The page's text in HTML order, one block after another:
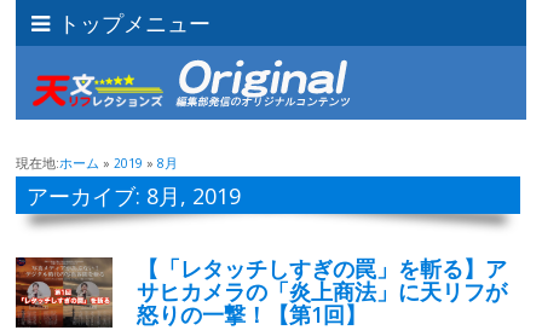
トップメニュー
現在地:ホーム »2019 »8月
アーカイブ: 8月, 2019
【「レタッチしすぎの罠」を斬る】ア
サヒカメラの「炎上商法」に天リフが
怒りの一撃！【第1回】